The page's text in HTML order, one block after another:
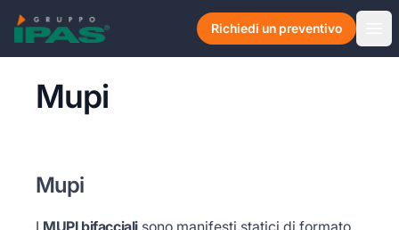
Skip to content
Richiedi un preventivo
Mupi
Mupi
I MUPI bifacciali sono manifesti statici di formato